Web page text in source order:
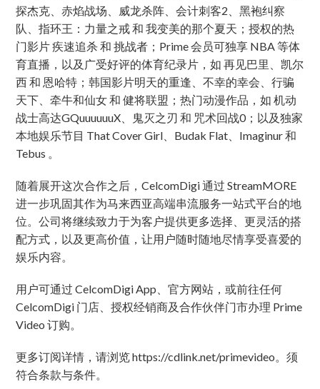
探杰克、赤焰战场、威龙杀阵、会计刺客2、黑袍纠察
队、指环王：力量之戒 和 我变美的那个夏天；授权的热
门影片 疾速追杀 和 挑战者；Prime 会员可独享 NBA 等体
育直播，以及广受好评的体育纪录片，如 再见巴里、凯尔
西 和 恩哈特；韩国影片明天的重逢、不幸的幸会、行骗
天下、牵牛和仙女 和 健将联盟；热门动漫作品，如 机动
战士高达GQuuuuuuX、鬼灭之刃 和 咒术回战0；以及独家
本地娱乐节目 That Cover Girl、Budak Flat、Imaginur 和
Tebus 。
随着展开这次合作之后，CelcomDigi 通过 StreamMORE
进一步巩固其作为马来西亚高端串流服务一站式平台的地
位。公司将继续致力于为客户提供更多选择、更灵活的搭
配方式，以及更高价值，让用户随时随地尽情享受喜爱的
娱乐内容。
用户可通过 CelcomDigi App、官方网站，或前往任何
CelcomDigi 门店、授权经销商及合作伙伴门市办理 Prime
Video 订购。
更多订阅详情，请浏览 https://cdlink.net/primevideo。须
符合条款与条件。